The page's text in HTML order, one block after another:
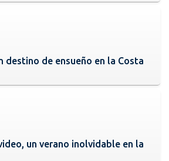
destino de ensueño en la Costa
un verano inolvidable en la